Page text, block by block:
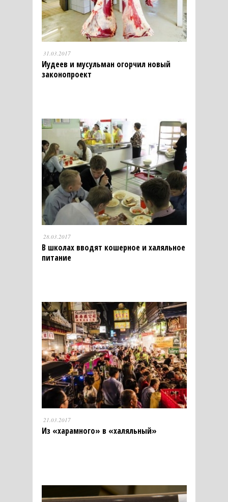
31.03.2017
Иудеев и мусульман огорчил новый
законопроект
28.03.2017
В школах вводят кошерное и халяльное
питание
21.03.2017
Из «харамного» в «халяльный»